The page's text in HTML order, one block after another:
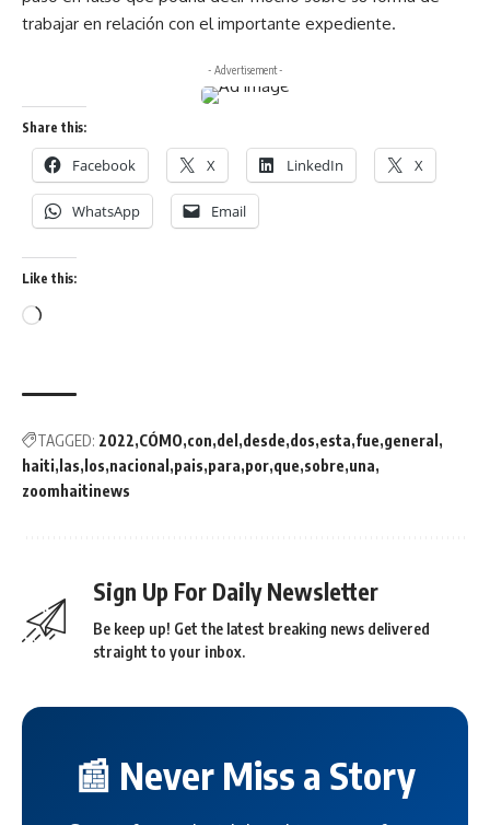
trabajar en relación con el importante expediente.
- Advertisement -
Share this:
Facebook X LinkedIn X
WhatsApp Email
Like this:
TAGGED: 2022 CÓMO con del desde dos esta fue general
haiti las los nacional pais para por que sobre una
zoomhaitinews
Sign Up For Daily Newsletter
Be keep up! Get the latest breaking news delivered
straight to your inbox.
📰 Never Miss a Story